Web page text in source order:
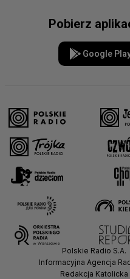
Pobierz
Google
Polskie Radio S.A.
Informacyjna Agencja
Redakcja Katolicka